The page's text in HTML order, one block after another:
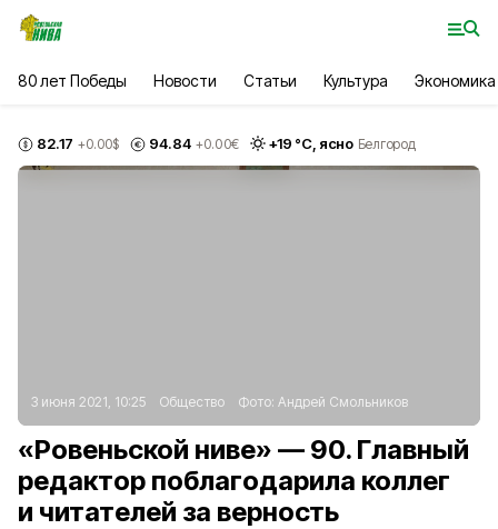
80 лет Победы Новости Статьи Культура Экономика
82.17 +0.00$ 94.84 +0.00€ +19 °С, ясно Белгород
3 июня 2021, 10:25 Общество Фото: Андрей Смольников
«Ровеньской ниве» — 90. Главный
редактор поблагодарила коллег
и читателей за верность